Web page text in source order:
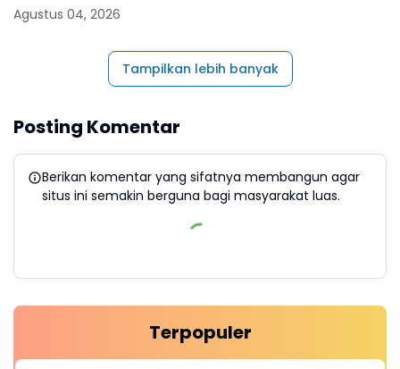
Agustus 04, 2026
Tampilkan lebih banyak
Posting Komentar
Berikan komentar yang sifatnya membangun agar
situs ini semakin berguna bagi masyarakat luas.
Terpopuler